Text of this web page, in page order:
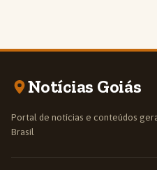
Notícias Goiás
Portal de notícias e conteúdos
Brasil